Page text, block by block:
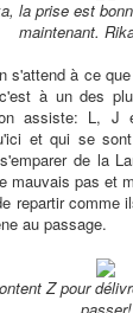
la prise est
maintenant.
s'attend à ce
à un des
assiste: L, J
et qui se
de la
mauvais pas et
repartir comme
au passage.
Z pour